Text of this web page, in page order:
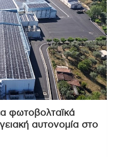
φωτοβολταϊκά
αυτονομία στο